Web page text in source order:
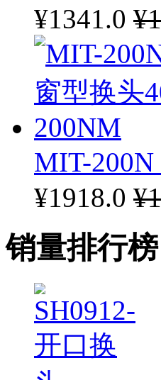
¥1341.0
MIT-
¥1918.0
销量排行榜